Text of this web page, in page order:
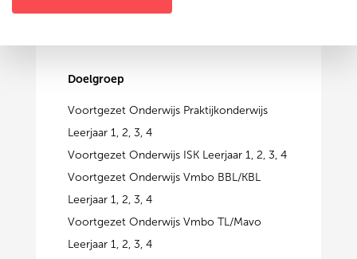
Doelgroep
Voortgezet Onderwijs Praktijkonderwijs
Leerjaar 1, 2, 3, 4
Voortgezet Onderwijs ISK Leerjaar 1, 2, 3, 4
Voortgezet Onderwijs Vmbo BBL/KBL
Leerjaar 1, 2, 3, 4
Voortgezet Onderwijs Vmbo TL/Mavo
Leerjaar 1, 2, 3, 4